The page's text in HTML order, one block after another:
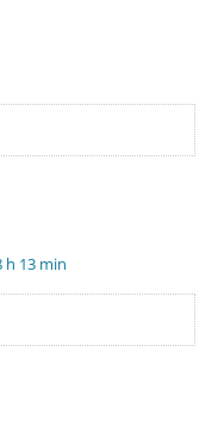
h 13 min